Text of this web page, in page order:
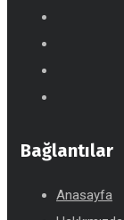
Bağlantılar
Anasayfa